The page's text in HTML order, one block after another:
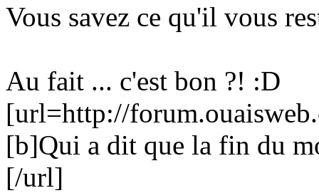
Vous savez ce qu'il vous
Au fait ... c'est bon ?! :D
[url=http://
[b]Qui a dit que la fin du
[/url]